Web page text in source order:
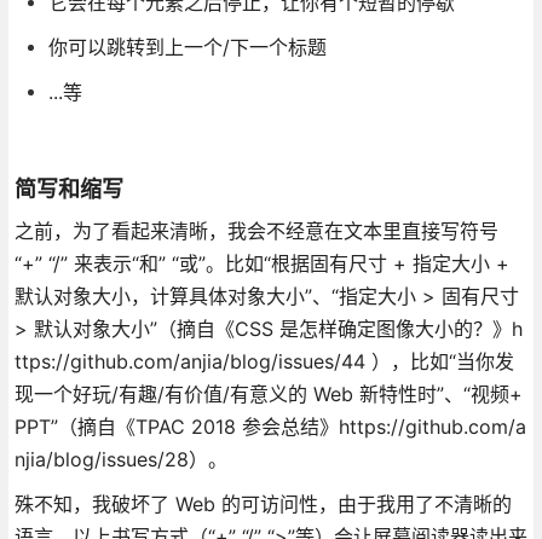
你可以跳转到上一个/下一个标题
...等
简写和缩写
之前，为了看起来清晰，我会不经意在文本里直接写符号
“+” “/” 来表示“和” “或”。比如“根据固有尺寸 + 指定大小 +
默认对象大小，计算具体对象大小”、“指定大小 > 固有尺寸
> 默认对象大小”（摘自《CSS 是怎样确定图像大小的？》h
ttps://github.com/anjia/blog/issues/44 ），比如“当你发
现一个好玩/有趣/有价值/有意义的 Web 新特性时”、“视频+
PPT”（摘自《TPAC 2018 参会总结》https://github.com/a
njia/blog/issues/28）。
殊不知，我破坏了 Web 的可访问性，由于我用了不清晰的